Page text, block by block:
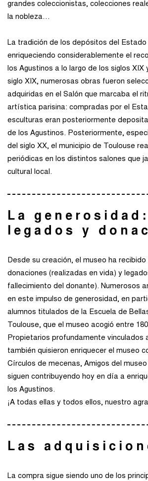
grandes coleccionistas, colecciones
la nobleza…
La tradición de los depósitos del Estado
enriqueciendo considerablemente el
los Agustinos a lo largo de los siglos XIX
siglo XIX, numerosas obras fueron
adquiridas en el Salón que marcaba el
artística parisina: compradas por el
esculturas eran posteriormente
de los Agustinos. Posteriormente,
del siglo XX, el municipio de Toulouse
periódicas en los distintos salones que
cultural local.
La generosidad:
legados y
Desde su creación, el museo ha recibido
donaciones (realizadas en vida) y
fallecimiento del donante). Numerosos
en este impulso de generosidad, en
alumnos titulados de la Escuela de
Toulouse, que el museo acogió entre
Propietarios profundamente vinculados
también quisieron enriquecer el museo
Círculos de mecenas, Amigos del
siguen contribuyendo hoy en día a
los Agustinos.
¡A todas ellas y todos ellos, nuestro
Las
La compra sigue siendo uno de los